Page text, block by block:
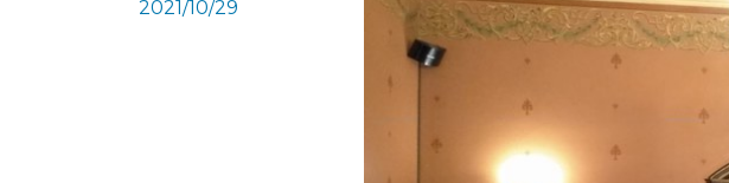
2021/10/29